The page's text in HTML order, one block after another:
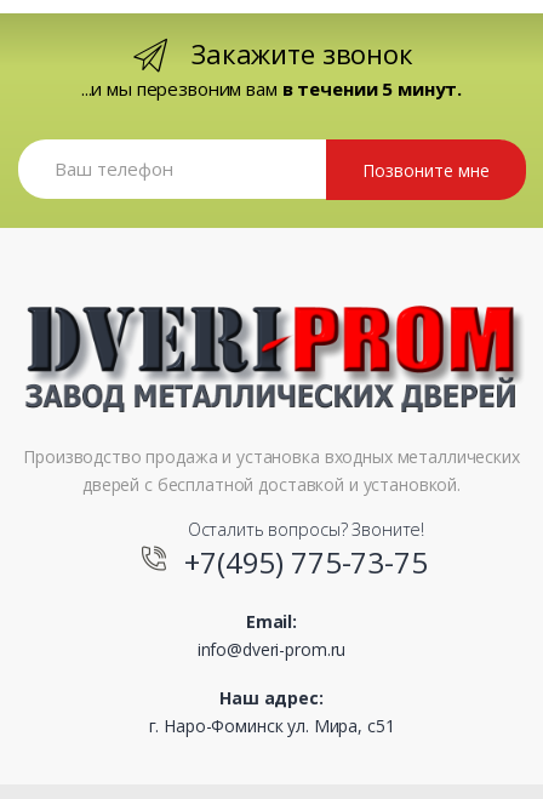
Закажите звонок
...и мы перезвоним вам в течении 5 минут.
Позвоните мне
Производство продажа и установка входных металлических
дверей с бесплатной доставкой и установкой.
Осталить вопросы? Звоните!
+7(495) 775-73-75
Email:
info@dveri-prom.ru
Наш адрес:
г. Наро-Фоминск ул. Мира, с51